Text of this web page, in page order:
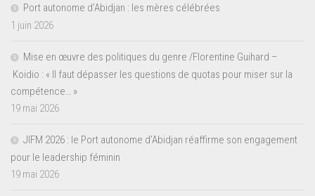
Port autonome d’Abidjan : les mères célébrées
1 juin 2026
Mise en œuvre des politiques du genre /Florentine Guihard –
Koidio : « Il faut dépasser les questions de quotas pour miser sur la
compétence… »
19 mai 2026
JIFM 2026 : le Port autonome d’Abidjan réaffirme son engagement
pour le leadership féminin
19 mai 2026